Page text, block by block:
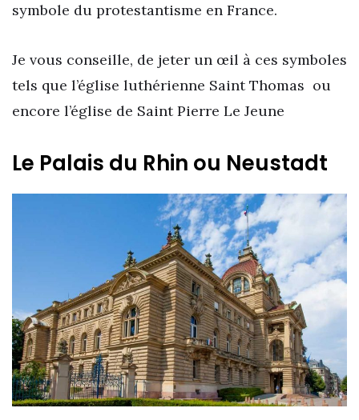
symbole du protestantisme en France.
Je vous conseille, de jeter un œil à ces symboles
tels que l’église luthérienne Saint Thomas ou
encore l’église de Saint Pierre Le Jeune
Le Palais du Rhin ou Neustadt